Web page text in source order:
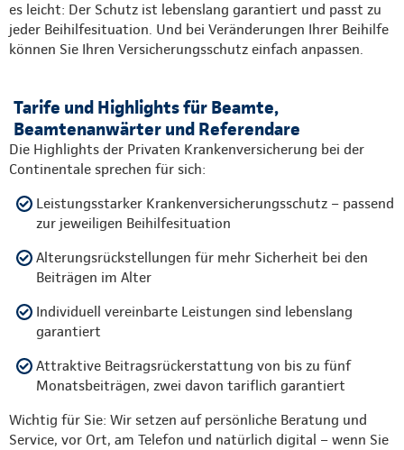
es leicht: Der Schutz ist lebenslang garantiert und passt zu
jeder Beihilfesituation. Und bei Veränderungen Ihrer Beihilfe
können Sie Ihren Versicherungsschutz einfach anpassen.
Tarife und Highlights für Beamte,
Beamtenanwärter und Referendare
Die Highlights der Privaten Krankenversicherung bei der
Continentale sprechen für sich:
Leistungsstarker Krankenversicherungsschutz – passend
zur jeweiligen Beihilfesituation
Alterungsrückstellungen für mehr Sicherheit bei den
Beiträgen im Alter
Individuell vereinbarte Leistungen sind lebenslang
garantiert
Attraktive Beitragsrückerstattung von bis zu fünf
Monatsbeiträgen, zwei davon tariflich garantiert
Wichtig für Sie: Wir setzen auf persönliche Beratung und
Service, vor Ort, am Telefon und natürlich digital – wenn Sie